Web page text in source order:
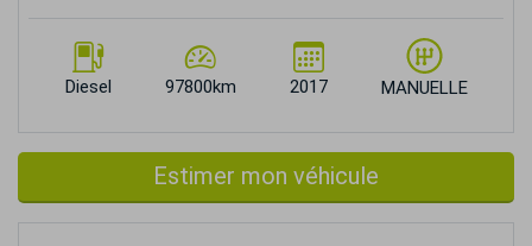
Diesel 97800km 2017 MANUELLE
Estimer mon véhicule